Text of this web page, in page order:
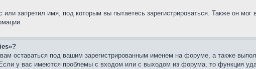
запретил имя, под которым вы пытаетесь зарегистрироваться. Также он
оставаться под вашим зарегистрированным именем на форуме, а также
у вас имеются проблемы с входом или с выходом из форума, то функция